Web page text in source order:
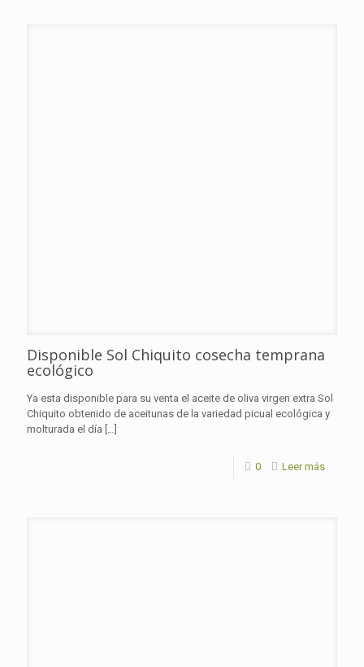
Disponible Sol Chiquito cosecha temprana
ecológico
Ya esta disponible para su venta el aceite de oliva virgen extra Sol
Chiquito obtenido de aceitunas de la variedad picual ecológica y
molturada el día […]
0 Leer más